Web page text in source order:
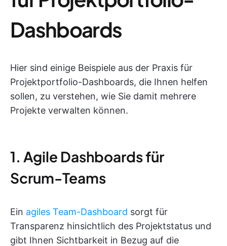
Dashboards
Hier sind einige Beispiele aus der Praxis für
Projektportfolio-Dashboards, die Ihnen helfen
sollen, zu verstehen, wie Sie damit mehrere
Projekte verwalten können.
1. Agile Dashboards für
Scrum-Teams
Ein agiles Team-Dashboard sorgt für
Transparenz hinsichtlich des Projektstatus und
gibt Ihnen Sichtbarkeit in Bezug auf die